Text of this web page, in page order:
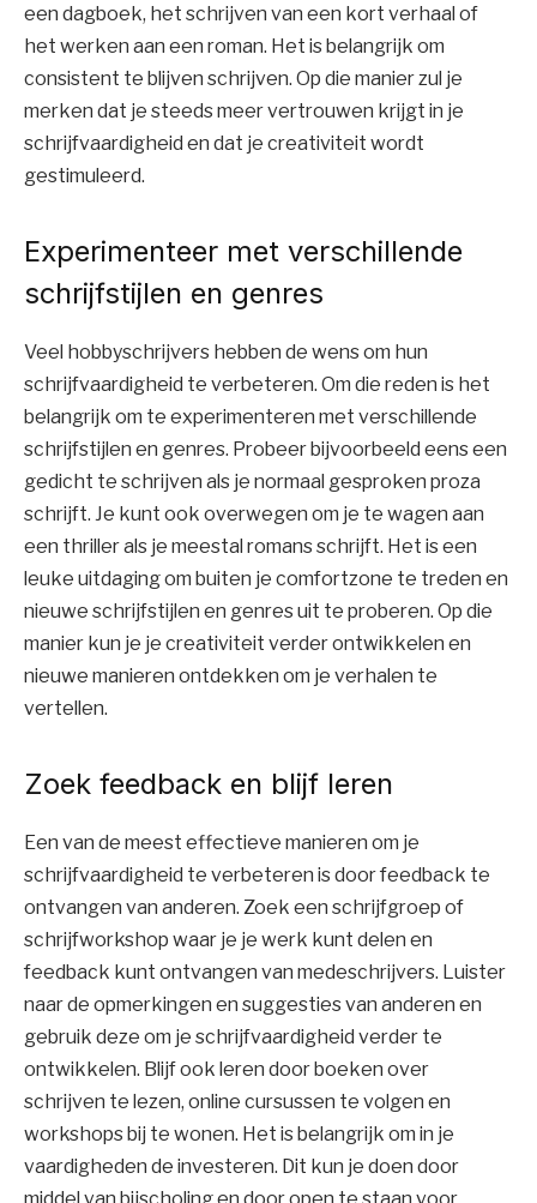
een dagboek, het schrijven van een kort verhaal of
het werken aan een roman. Het is belangrijk om
consistent te blijven schrijven. Op die manier zul je
merken dat je steeds meer vertrouwen krijgt in je
schrijfvaardigheid en dat je creativiteit wordt
gestimuleerd.
Experimenteer met verschillende
schrijfstijlen en genres
Veel hobbyschrijvers hebben de wens om hun
schrijfvaardigheid te verbeteren. Om die reden is het
belangrijk om te experimenteren met verschillende
schrijfstijlen en genres. Probeer bijvoorbeeld eens een
gedicht te schrijven als je normaal gesproken proza
schrijft. Je kunt ook overwegen om je te wagen aan
een thriller als je meestal romans schrijft. Het is een
leuke uitdaging om buiten je comfortzone te treden en
nieuwe schrijfstijlen en genres uit te proberen. Op die
manier kun je je creativiteit verder ontwikkelen en
nieuwe manieren ontdekken om je verhalen te
vertellen.
Zoek feedback en blijf leren
Een van de meest effectieve manieren om je
schrijfvaardigheid te verbeteren is door feedback te
ontvangen van anderen. Zoek een schrijfgroep of
schrijfworkshop waar je je werk kunt delen en
feedback kunt ontvangen van medeschrijvers. Luister
naar de opmerkingen en suggesties van anderen en
gebruik deze om je schrijfvaardigheid verder te
ontwikkelen. Blijf ook leren door boeken over
schrijven te lezen, online cursussen te volgen en
workshops bij te wonen. Het is belangrijk om in je
vaardigheden de investeren. Dit kun je doen door